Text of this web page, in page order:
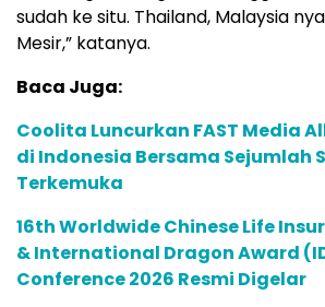
sudah ke situ. Thailand, Malaysia
Mesir,” katanya.
Baca Juga:
Coolita Luncurkan FAST Media
di Indonesia Bersama Sejumlah
Terkemuka
16th Worldwide Chinese Life
& International Dragon Award
Conference 2026 Resmi Digelar